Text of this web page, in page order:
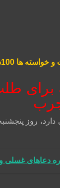
تضمینی و مجرب
برای
روز
دعاهای غسلی